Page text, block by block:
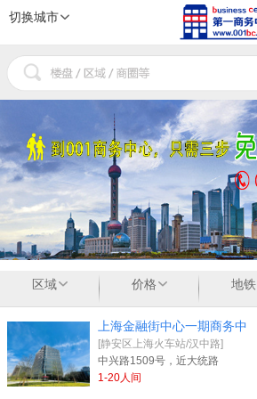
切换城市
区域 价格 地铁
上海金融街中心一期商务中
[静安区上海火车站/汉中路]
中兴路1509号，近大统路
1-20人间